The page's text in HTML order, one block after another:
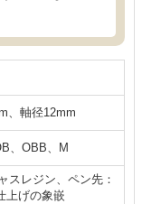
、軸径12mm
、OBB、M
スレジン、ペン先：
上げの象嵌